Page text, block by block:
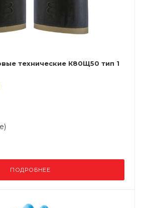
технические К80Щ50 тип 1
ПОДРОБНЕЕ